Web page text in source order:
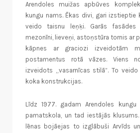
Arendoles muižas apbūves
kungu nams. Ēkas divi, gari izstieptie
veido taisnu leņķi. Garās fasādes
mezonīni, lieveņi, astoņstūra tornis ar
kāpnes ar graciozi izveidotām
postamentus rotā vāzes. Viens
izveidots „vasarnīcas stilā”. To
koka konstrukcijas.
Līdz 1977. gadam Arendoles
pamatskola, un tad iestājās
lēnas bojāejas to izglābuši Arvīds